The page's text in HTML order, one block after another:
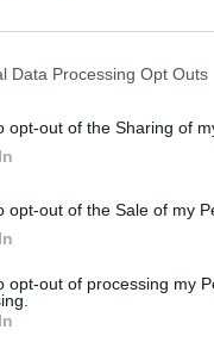
Data Processing Opt Outs
opt-out of the Sharing of
opt-out of the Sale of my
opt-out of processing my
IS
2026.
η συγκυρία αυτή
το αυξημένο
αγοράς μακριά από τα